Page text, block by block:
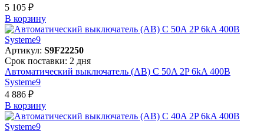
5 105 ₽
В корзинy
Артикул: S9F22250
Срок поставки: 2 дня
Автоматический выключатель (АВ) C 50A 2P 6kA 400В
Systeme9
4 886 ₽
В корзинy